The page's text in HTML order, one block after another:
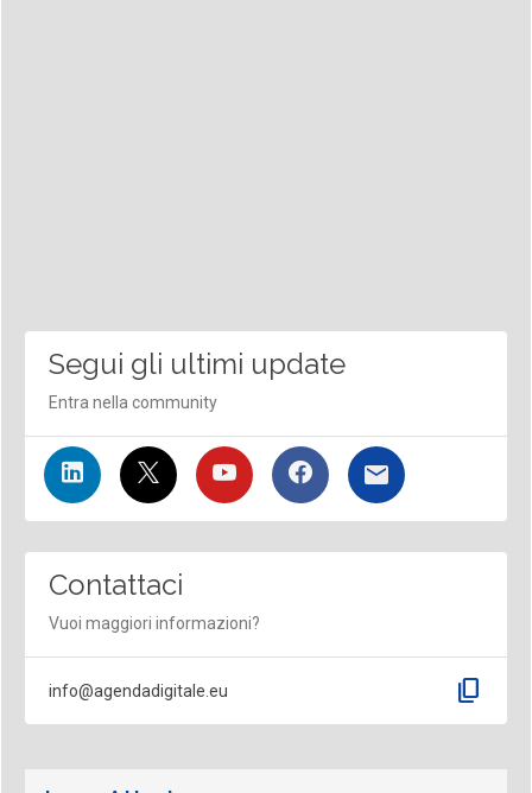
Segui gli ultimi update
Entra nella community
Contattaci
Vuoi maggiori informazioni?
info@agendadigitale.eu content_copy